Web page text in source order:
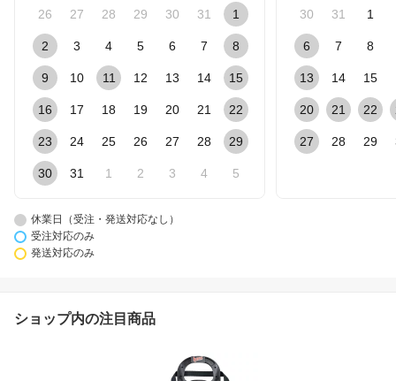
26 27 28 29 30 31 1
2 3 4 5 6 7 8
9 10 11 12 13 14 15
16 17 18 19 20 21 22
23 24 25 26 27 28 29
30 31 1 2 3 4 5
30 31 1
6 7 8
13 14 15
20 21 22
27 28 29
休業日（受注・発送対応なし）
受注対応のみ
発送対応のみ
ショップ内の注目商品